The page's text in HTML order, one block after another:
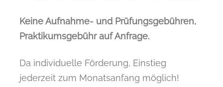
Keine Aufnahme- und Prüfungsgebühren,
Praktikumsgebühr auf Anfrage.
Da individuelle Förderung, Einstieg
jederzeit zum Monatsanfang möglich!